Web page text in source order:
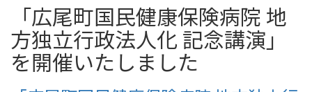
「広尾町国民健康保険病院 地
方独立行政法人化 記念講演」
を開催いたしました